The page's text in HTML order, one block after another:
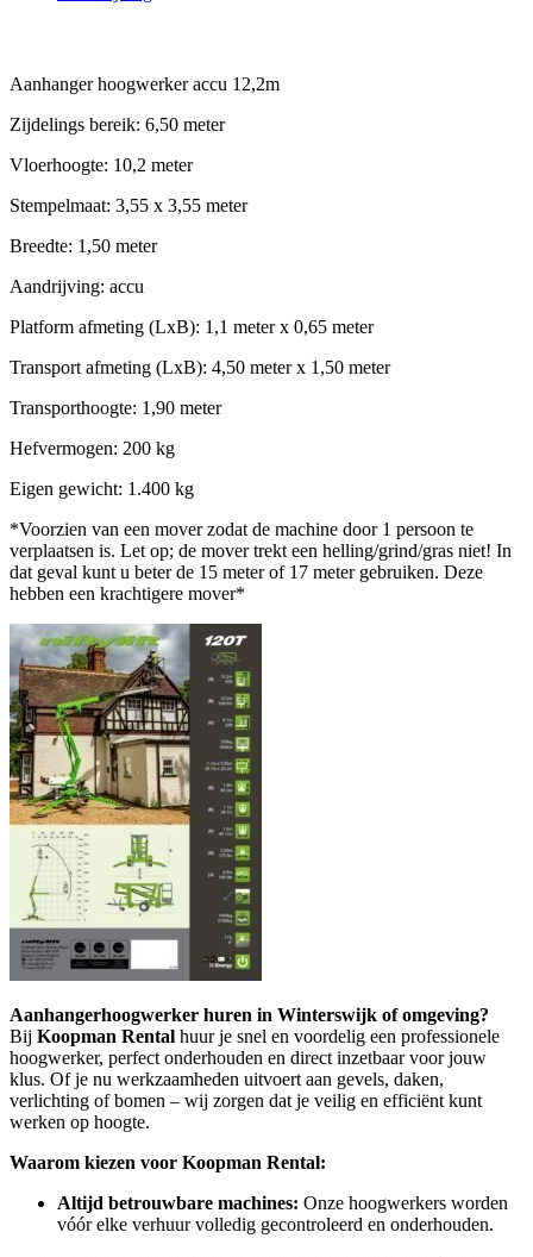
Aanhanger hoogwerker accu 12,2m
Zijdelings bereik: 6,50 meter
Vloerhoogte: 10,2 meter
Stempelmaat: 3,55 x 3,55 meter
Breedte: 1,50 meter
Aandrijving: accu
Platform afmeting (LxB): 1,1 meter x 0,65 meter
Transport afmeting (LxB): 4,50 meter x 1,50 meter
Transporthoogte: 1,90 meter
Hefvermogen: 200 kg
Eigen gewicht: 1.400 kg
*Voorzien van een mover zodat de machine door 1 persoon te
verplaatsen is. Let op; de mover trekt een helling/grind/gras niet! In
dat geval kunt u beter de 15 meter of 17 meter gebruiken. Deze
hebben een krachtigere mover*
Aanhangerhoogwerker huren in Winterswijk of omgeving?
Bij Koopman Rental huur je snel en voordelig een professionele
hoogwerker, perfect onderhouden en direct inzetbaar voor jouw
klus. Of je nu werkzaamheden uitvoert aan gevels, daken,
verlichting of bomen – wij zorgen dat je veilig en efficiënt kunt
werken op hoogte.
Waarom kiezen voor Koopman Rental:
Altijd betrouwbare machines: Onze hoogwerkers worden
vóór elke verhuur volledig gecontroleerd en onderhouden.